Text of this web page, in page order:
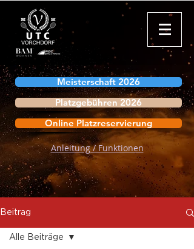
Meisterschaft 2026
Platzgebühren 2026
Online Platzreservierung
Anleitung / Funktionen
Beitrag
Alle Beiträge